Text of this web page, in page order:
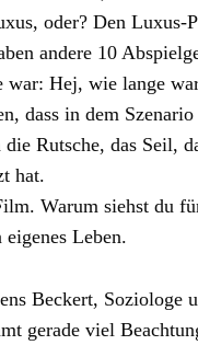
oder? Den Luxus-
andere 10
war: Hej, wie lange
dass in dem
die Rutsche, das Seil,
hat.
Warum siehst du
Leben.
Beckert,
gerade viel